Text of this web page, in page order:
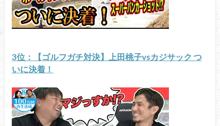
3位：【ゴルフガチ対決】上田桃子vsカジサック つ
いに決着！